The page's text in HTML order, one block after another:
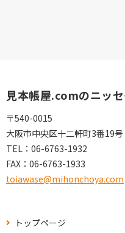
見本帳屋.comのニッ
〒540-0015
大阪市中央区十二軒町3番19号
TEL： 06-6763-1932
FAX： 06-6763-1933
toiawase@mihonchoya.com
トップページ